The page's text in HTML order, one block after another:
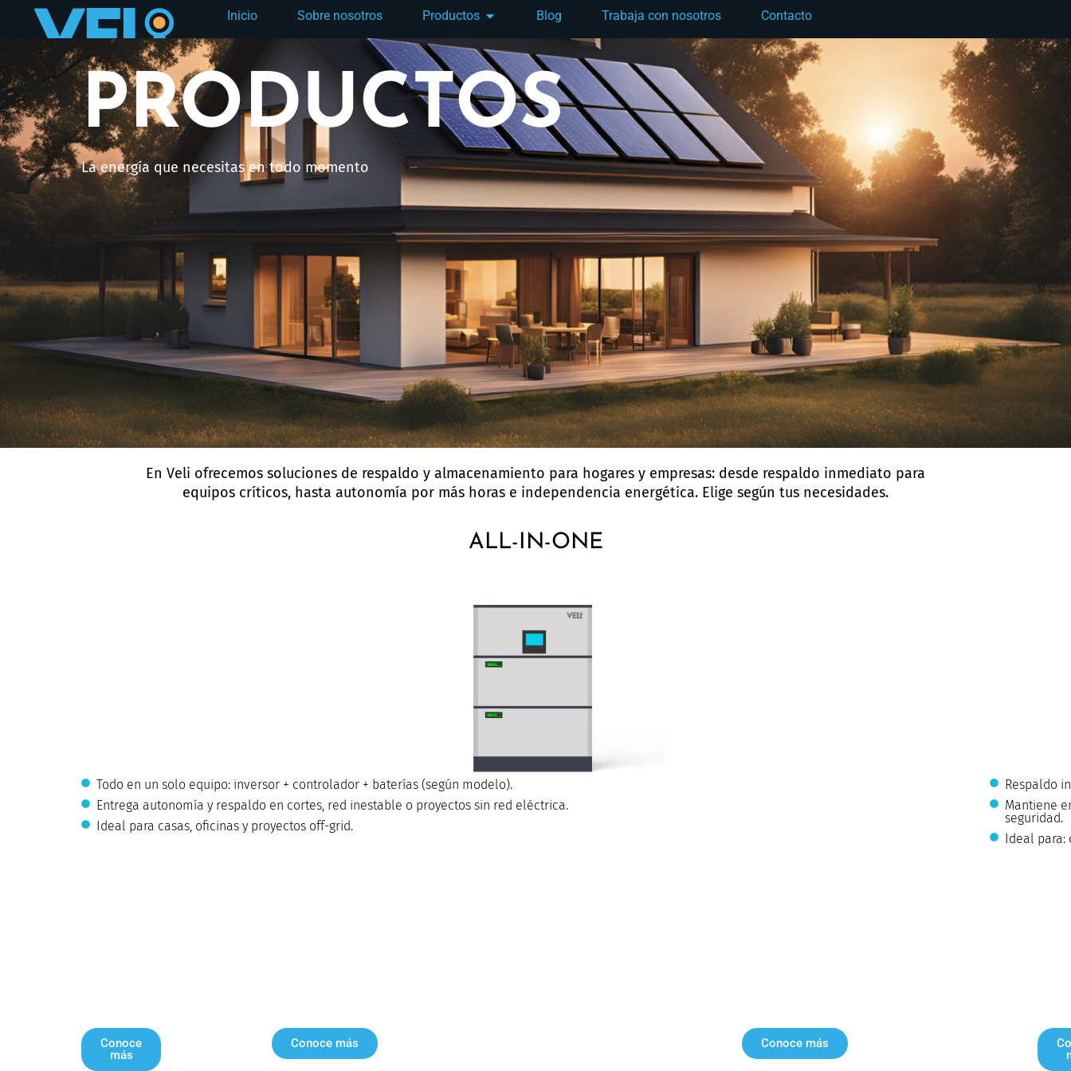
Inicio Sobre nosotros Productos Blog Trabaja con nosotros Contacto
PRODUCTOS
La energía que necesitas en todo momento
En Veli ofrecemos soluciones de respaldo y almacenamiento para hogares y empresas: desde respaldo inmediato para
equipos críticos, hasta autonomía por más horas e independencia energética. Elige según tus necesidades.
ALL-IN-ONE
Todo en un solo equipo: inversor + controlador + baterías (según modelo).
Entrega autonomía y respaldo en cortes, red inestable o proyectos sin red eléctrica.
Ideal para casas, oficinas y proyectos off-grid.
Respaldo
Mantiene
seguridad.
Ideal para:
Conoce
más
Conoce más Conoce más